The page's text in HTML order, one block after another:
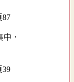
87
39